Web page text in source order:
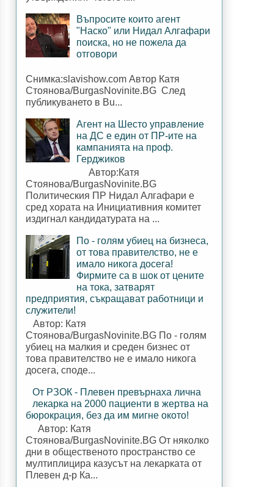
Въпросите които агент
"Наско" или Нидал Алгафари
поиска, но не пожела да
отговори
Снимка:slavishow.com Автор Катя
Стоянова/BurgasNovinite.BG След
публикуването в Bu...
Агент на Шесто управление
на ДС е един от ПР-ите на
кампанията на проф.
Герджиков
Автор:Катя
Стоянова/BurgasNovinite.BG
Политическия ПР Нидал Алгафари е
сред хората на Инициативния комитет
издигнал кандидатурата на ...
По - голям убиец на бизнеса,
от това правителство, не е
имало никога досега!
Фирмите са в шок от цените
на тока, затварят
предприятия, съкращават работници и
служители!
Автор: Катя
Стоянова/BurgasNovinite.BG По - голям
убиец на малкия и среден бизнес от
това правителство не е имало никога
досега, споде...
От РЗОК - Плевен превърнаха лична
лекарка на 2000 пациенти в жертва на
бюрокрация, без да им мигне окото!
Автор: Катя
Стоянова/BurgasNovinite.BG От няколко
дни в общественото пространство се
мултиплицира казусът на лекарката от
Плевен д-р Ка...